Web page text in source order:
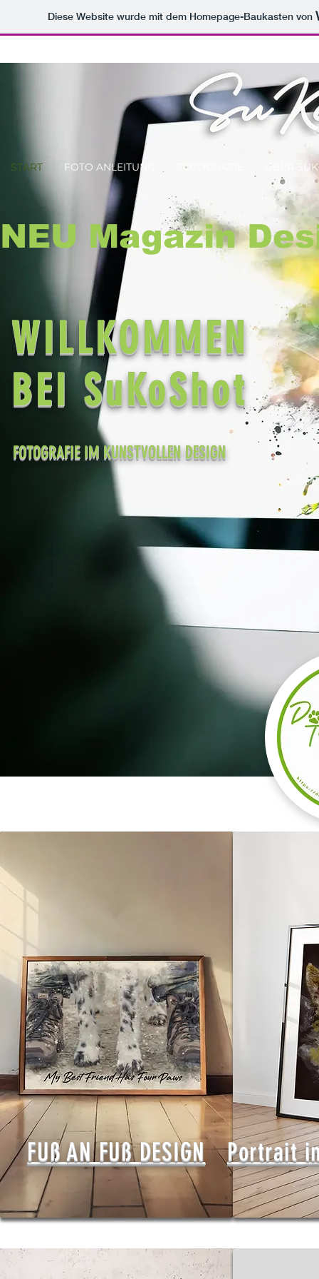
Diese Website wurde mit dem Homepage-Baukasten von
START FOTO ANLEITUNG FOTOGRAFIE ÜBER
NEU Magazin
WILLKOMMEN
BEI SuKoShot
FOTOGRAFIE IM KUNSTVOLLEN DESIGN
FUß AN FUß DESIGN Portrait